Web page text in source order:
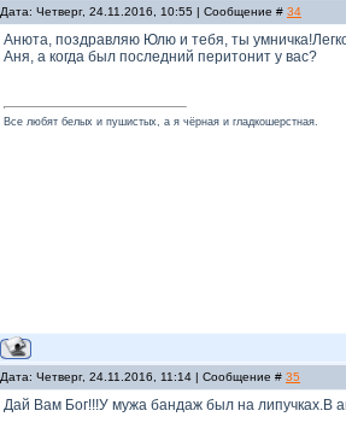
Дата: Четверг, 24.11.2016, 10:55 | Сообщение # 34
Анюта, поздравляю Юлю и тебя, ты
Аня, а когда был последний перитонит у вас?
Все любят белых и пушистых, а я чёрная и гладкошерстная.
Дата: Четверг, 24.11.2016, 11:14 | Сообщение # 35
Дай Вам Бог!!!У мужа бандаж был на липучках.В